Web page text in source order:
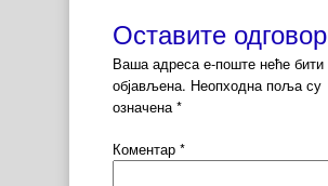
Оставите одговор
Ваша адреса е-поште неће бити
објављена. Неопходна поља су
означена*
Коментар *